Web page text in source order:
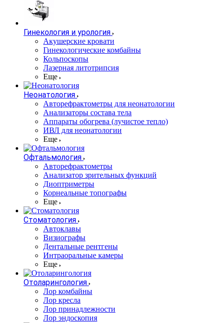
Гинекология и урология
Акушерские кровати
Гинекологические комбайны
Кольпоскопы
Лазерная литотрипсия
Еще
Неонатология
Авторефрактометры для неонатологии
Анализаторы состава тела
Аппараты обогрева (лучистое тепло)
ИВЛ для неонатологии
Еще
Офтальмология
Авторефрактометры
Анализатор зрительных функций
Диоптриметры
Корнеальные топографы
Еще
Стоматология
Автоклавы
Визиографы
Дентальные рентгены
Интраоральные камеры
Еще
Отоларингология
Лор комбайны
Лор кресла
Лор принадлежности
Лор эндоскопия